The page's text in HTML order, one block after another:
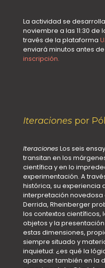
La actividad se
noviembre a las 11:30 de
través de la plataforma
enviará minutos antes
inscripción.
Iteracionespor
Iteraciones Los seis
transitan en los
científica y en lo
experimentación. A
histórica, su experiencia
interpretación
Derrida, Rheinberger
los contextos científicos,
objetos y la
estas dimensiones,
siempre situado y
inquietud: ¿es qué la
aparecer también en la